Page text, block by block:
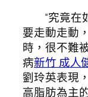
“究竟在
要走動走動
時，很不難
病新竹 成人
劉玲英表現
高脂肪為主